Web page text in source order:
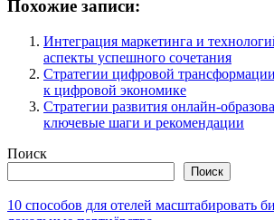
Похожие записи:
Интеграция маркетинга и
аспекты успешного сочетания
Стратегии цифровой
к цифровой экономике
Стратегии развития онлайн-
ключевые шаги и рекомендации
Поиск
Поиск
10 способов для отелей масштабировать